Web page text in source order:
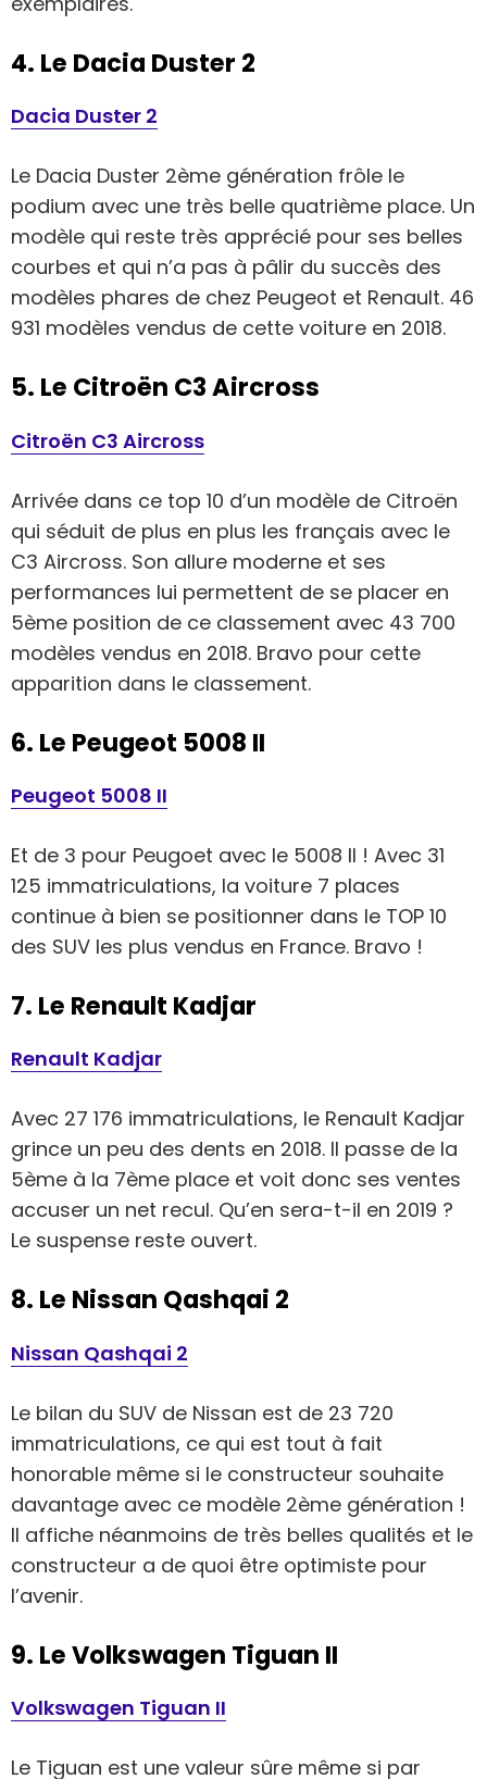
4. Le Dacia Duster 2
Dacia Duster 2
Le Dacia Duster 2ème génération frôle le
podium avec une très belle quatrième place. Un
modèle qui reste très apprécié pour ses belles
courbes et qui n’a pas à pâlir du succès des
modèles phares de chez Peugeot et Renault. 46
931 modèles vendus de cette voiture en 2018.
5. Le Citroën C3 Aircross
Citroën C3 Aircross
Arrivée dans ce top 10 d’un modèle de Citroën
qui séduit de plus en plus les français avec le
C3 Aircross. Son allure moderne et ses
performances lui permettent de se placer en
5ème position de ce classement avec 43 700
modèles vendus en 2018. Bravo pour cette
apparition dans le classement.
6. Le Peugeot 5008 II
Peugeot 5008 II
Et de 3 pour Peugoet avec le 5008 II ! Avec 31
125 immatriculations, la voiture 7 places
continue à bien se positionner dans le TOP 10
des SUV les plus vendus en France. Bravo !
7. Le Renault Kadjar
Renault Kadjar
Avec 27 176 immatriculations, le Renault Kadjar
grince un peu des dents en 2018. Il passe de la
5ème à la 7ème place et voit donc ses ventes
accuser un net recul. Qu’en sera-t-il en 2019 ?
Le suspense reste ouvert.
8. Le Nissan Qashqai 2
Nissan Qashqai 2
Le bilan du SUV de Nissan est de 23 720
immatriculations, ce qui est tout à fait
honorable même si le constructeur souhaite
davantage avec ce modèle 2ème génération !
Il affiche néanmoins de très belles qualités et le
constructeur a de quoi être optimiste pour
l’avenir.
9. Le Volkswagen Tiguan II
Volkswagen Tiguan II
Le Tiguan est une valeur sûre même si par